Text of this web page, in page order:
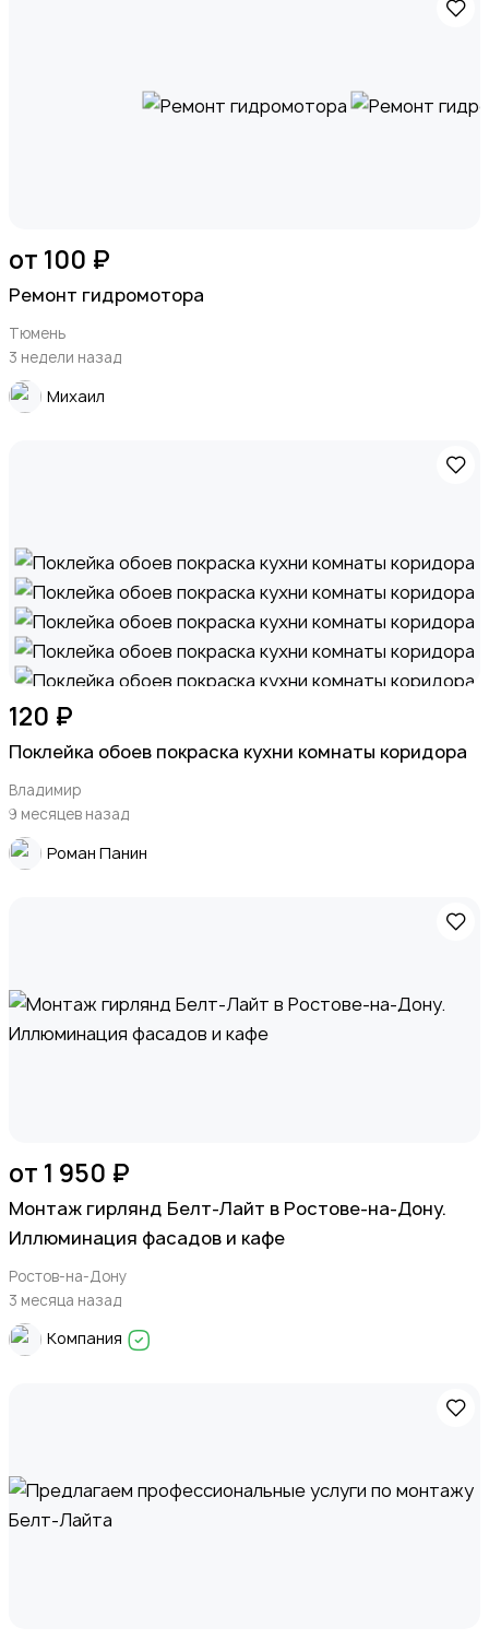
от 100 ₽
Ремонт гидромотора
Тюмень
3 недели назад
Михаил
120 ₽
Поклейка обоев покраска кухни комнаты коридора
Владимир
9 месяцев назад
Роман Панин
от 1 950 ₽
Монтаж гирлянд Белт-Лайт в Ростове-на-Дону.
Иллюминация фасадов и кафе
Ростов-на-Дону
3 месяца назад
Компания